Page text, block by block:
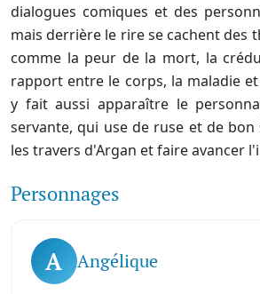
dialogues comiques et des
mais derrière le rire se cachent des
comme la peur de la mort, la
rapport entre le corps, la maladie
y fait aussi apparaître le
servante, qui use de ruse et de
les travers d'Argan et faire avancer
Personnages
A Angélique